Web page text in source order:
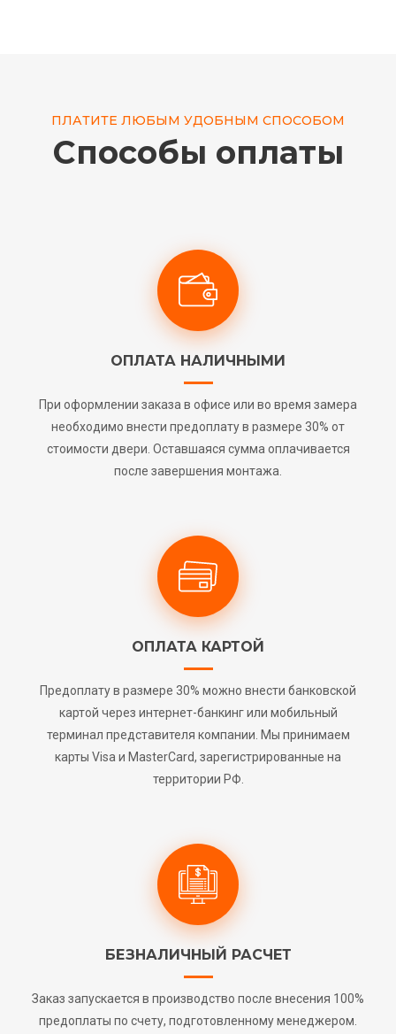
ПЛАТИТЕ ЛЮБЫМ УДОБНЫМ СПОСОБОМ
Способы оплаты
ОПЛАТА НАЛИЧНЫМИ
При оформлении заказа в офисе или во время замера
необходимо внести предоплату в размере 30% от
стоимости двери. Оставшаяся сумма оплачивается
после завершения монтажа.
ОПЛАТА КАРТОЙ
Предоплату в размере 30% можно внести банковской
картой через интернет-банкинг или мобильный
терминал представителя компании. Мы принимаем
карты Visa и MasterCard, зарегистрированные на
территории РФ.
БЕЗНАЛИЧНЫЙ РАСЧЕТ
Заказ запускается в производство после внесения 100%
предоплаты по счету, подготовленному менеджером.